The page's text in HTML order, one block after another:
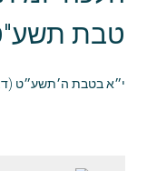
טבת
י״א בטבת ה׳תשע״ט (דצמבר